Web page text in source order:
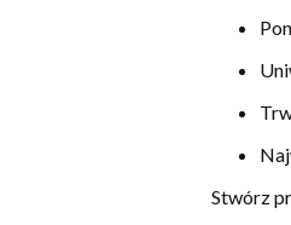
Stwórz